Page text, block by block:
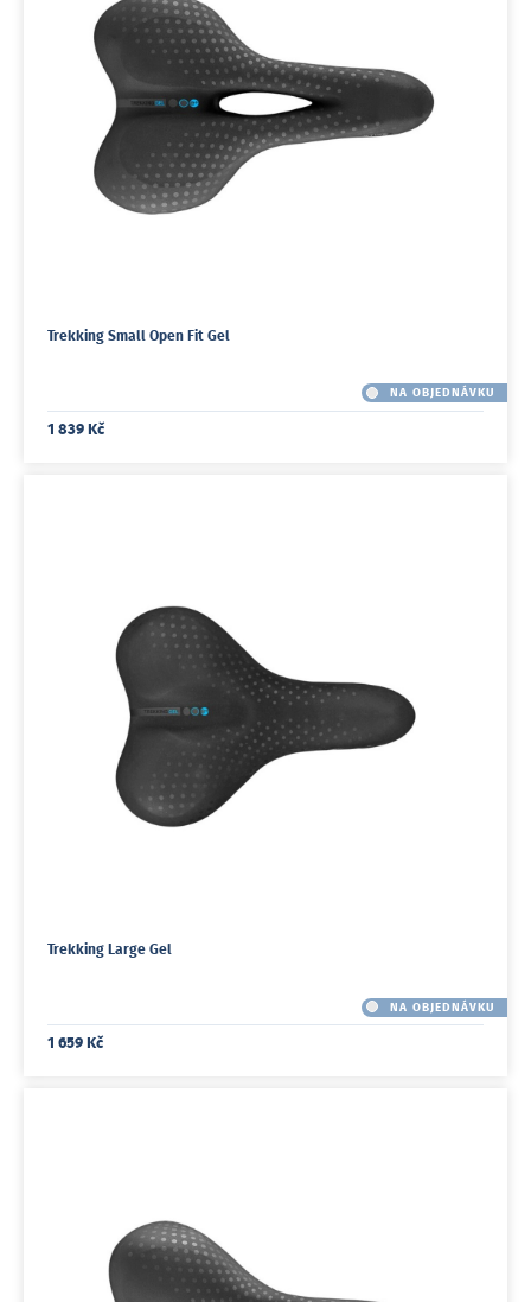
Trekking Small Open Fit Gel
NA OBJEDNÁVKU
1 839 Kč
Trekking Large Gel
NA OBJEDNÁVKU
1 659 Kč